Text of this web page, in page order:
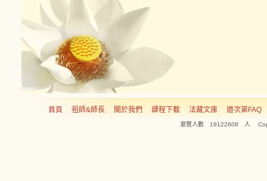
首頁 祖師&師長 關於我們 課程下載 法藏文庫 道次第FAQ
瀏覽人數 19122608 人